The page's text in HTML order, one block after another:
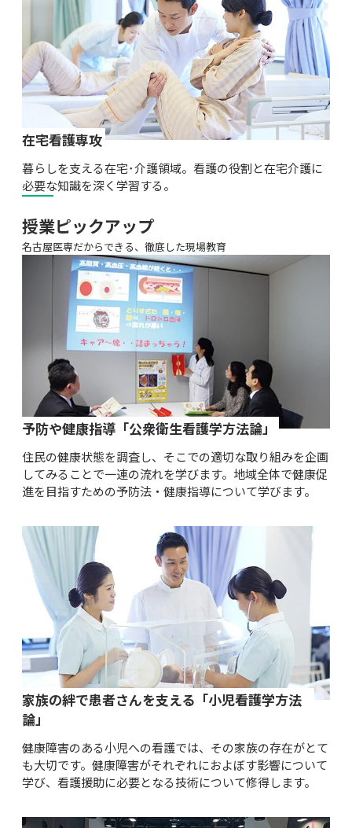
在宅看護専攻
暮らしを支える在宅･介護領域。看護の役割と在宅介護に
必要な知識を深く学習する。
授業ピックアップ
名古屋医専だからできる、徹底した現場教育
予防や健康指導「公衆衛生看護学方法論」
住民の健康状態を調査し、そこでの適切な取り組みを企画
してみることで一連の流れを学びます。地域全体で健康促
進を目指すための予防法・健康指導について学びます。
家族の絆で患者さんを支える「小児看護学方法
論」
健康障害のある小児への看護では、その家族の存在がとて
も大切です。健康障害がそれぞれにおよぼす影響について
学び、看護援助に必要となる技術について修得します。